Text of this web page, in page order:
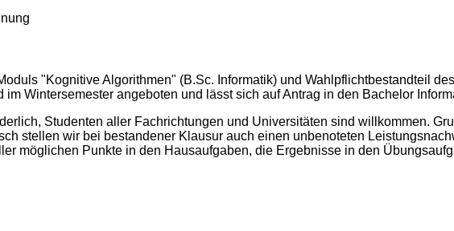
"Kognitive Algorithmen" (B.Sc. Informatik) und Wahlpflichtbestandteil
Wintersemester angeboten und lässt sich auf Antrag in den Bachelor
Studenten aller Fachrichtungen und Universitäten sind willkommen.
stellen wir bei bestandener Klausur auch einen unbenoteten
möglichen Punkte in den Hausaufgaben, die Ergebnisse in den